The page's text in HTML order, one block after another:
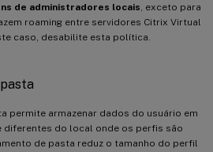
de administradores locais , exceto para
roaming entre servidores Citrix Virtual
caso, desabilite esta política.
permite armazenar dados do usuário em
diferentes do local onde os perfis são
de pasta reduz o tamanho do perfil